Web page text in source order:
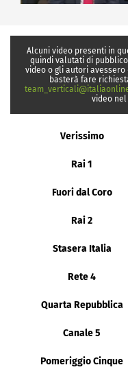
Alcuni video presenti in
quindi valutati di
video o gli autori
basterà fare
video
Verissimo
Rai 1
Fuori dal Coro
Rai 2
Stasera Italia
Rete 4
Quarta Repubblica
Canale 5
Pomeriggio Cinque